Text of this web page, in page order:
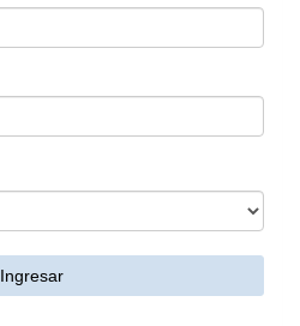
Ingresar